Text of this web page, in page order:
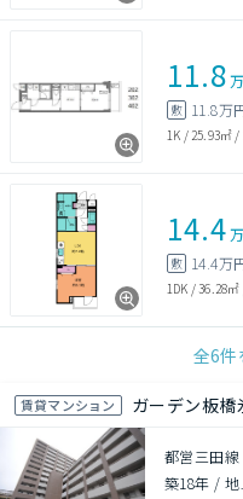
11.8
敷 11.8万
1K / 25.93㎡ /
14.4
敷 14.4万
1DK /36.28㎡
全6件
賃貸マンション ガーデン板橋
都営三田
築18年 /